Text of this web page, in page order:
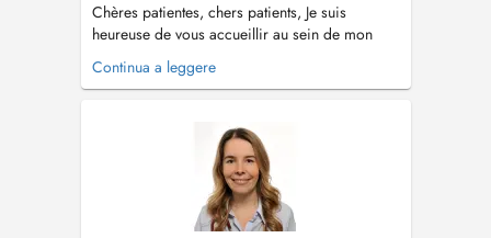
Chères patientes, chers patients, Je suis
heureuse de vous accueillir au sein de mon
cabinet de médecine générale, situé à Remich.
Consultations de médecine générale adultes et
rendez- vous Pour toutes consultations urgentes
, veuillez contacte...
Continua a leggere